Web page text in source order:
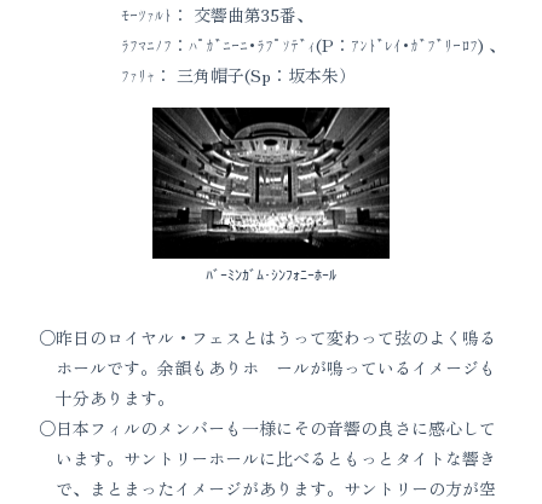
ﾓｰﾂｧﾙﾄ： 交響曲第35番、
ﾗﾌﾏﾆﾉﾌ：ﾊﾟｶﾞﾆｰﾆ･ﾗﾌﾟｿﾃﾞｨ(P：ｱﾝﾄﾞﾚｲ･ｶﾞﾌﾞﾘｰﾛﾌ) 、
ﾌｧﾘｬ： 三角帽子(Sp：坂本朱）
ﾊﾞｰﾐﾝｶﾞﾑ･ｼﾝﾌｫﾆｰﾎｰﾙ
昨日のロイヤル・フェスとはうって変わって弦のよく鳴る
ホールです。余韻もありホ ールが鳴っているイメージも
十分あります。
日本フィルのメンバーも一様にその音響の良さに感心して
います。サントリーホールに比べるともっとタイトな響き
で、まとまったイメージがあります。サントリーの方が空